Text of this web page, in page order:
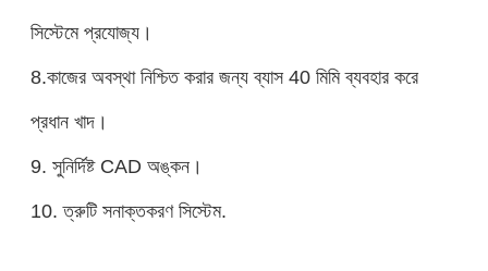
সিস্টেমে প্রযোজ্য।
8.কাজের অবস্থা নিশ্চিত করার জন্য ব্যাস 40 মিমি ব্যবহার করে
প্রধান খাদ।
9. সুনির্দিষ্ট CAD অঙ্কন।
10. ত্রুটি সনাক্তকরণ সিস্টেম.